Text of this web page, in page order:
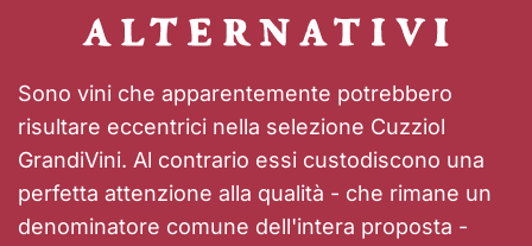
Sono vini che apparentemente potrebbero
risultare eccentrici nella selezione Cuzziol
GrandiVini. Al contrario essi custodiscono una
perfetta attenzione alla qualità - che rimane un
denominatore comune dell'intera proposta -